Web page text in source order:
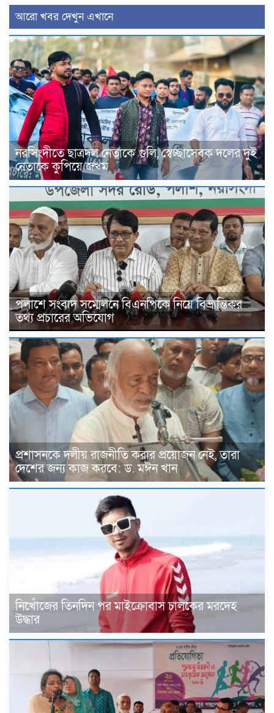
আরো খবর দেখুন এখানে
নরসিংদীতে ছাত্রদল নেতাকে গুলি, স্বেচ্ছাসেবক দলের দুই
নেতাকে কুপিয়ে জখম
পলাশে সংবাদ সম্মেলনে বিএনপিকে নিয়ে বিভ্রান্তিকর
তথ্য প্রচারের অভিযোগ
প্রশাসনকে দলীয় রাজনীতি করার প্রয়োজন নেই, তারা
দেশের জন্য কাজ করবে: ড. মঈন খান
নিখোঁজের তিনদিন পর মাইক্রোবাস চালকের মরদেহ
উদ্ধার